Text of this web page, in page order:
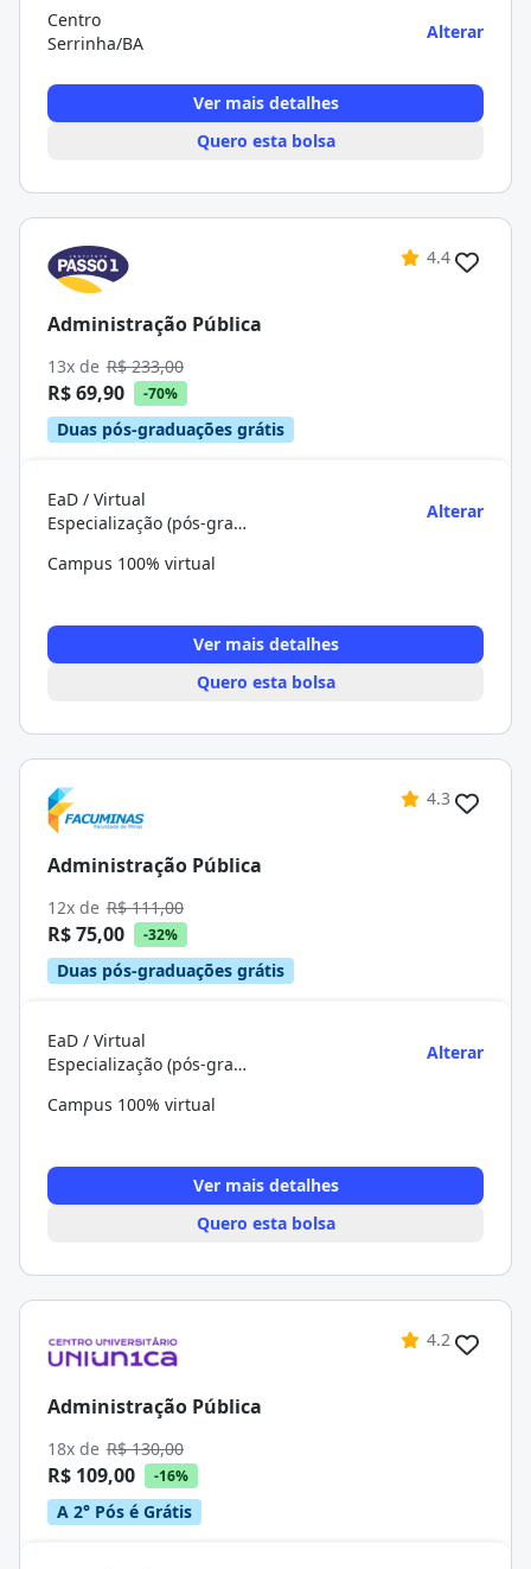
Centro
Serrinha/BA
Alterar
Ver mais detalhes
Quero esta bolsa
4.4
Administração Pública
13x de R$ 233,00
R$ 69,90 -70%
Duas pós-graduações grátis
EaD / Virtual
Especialização (pós-graduação)
Alterar
Campus 100% virtual
Ver mais detalhes
Quero esta bolsa
4.3
Administração Pública
12x de R$ 111,00
R$ 75,00 -32%
Duas pós-graduações grátis
EaD / Virtual
Especialização (pós-graduação)
Alterar
Campus 100% virtual
Ver mais detalhes
Quero esta bolsa
4.2
Administração Pública
18x de R$ 130,00
R$ 109,00 -16%
A 2° Pós é Grátis